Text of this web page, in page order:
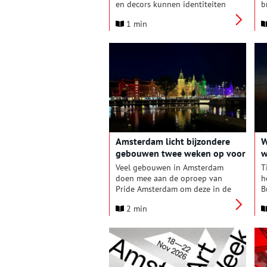
en decors kunnen identiteiten
verbergen. De Theatercollectie
1 min
Amsterdam licht bijzondere
gebouwen twee weken op voor
bezoekers WorldPride
Veel gebouwen in Amsterdam
doen mee aan de oproep van
Pride Amsterdam om deze in de
tijdens WorldPride. Van 25 juli
inmiddels 53 iconische
gebouwen mee om de
gastvrijheid en het open
karakter van de stad te
2 min